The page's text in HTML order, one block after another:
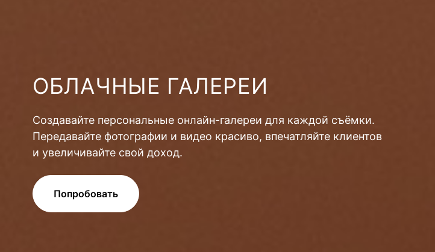
ОБЛАЧНЫЕ ГАЛЕРЕИ
Создавайте персональные онлайн-галереи для каждой съёмки.
Передавайте фотографии и видео красиво, впечатляйте клиентов
и увеличивайте свой доход.
Попробовать